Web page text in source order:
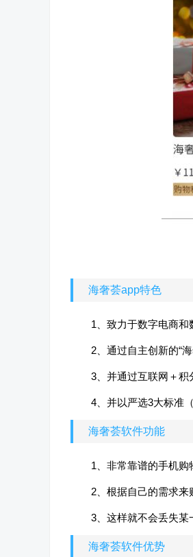
海奢荟app特色
1、致力于数字电商和
2、通过自主创新的“
3、并通过互联网＋积
4、并以严选3大标准
海奢荟软件功能
1、非常靠谱的手机购
2、根据自己的需求来
3、这样就不会丢失某
海奢荟软件优势